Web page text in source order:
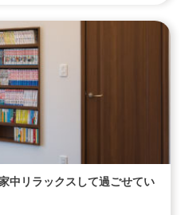
定商品
中リラックスして過ごせてい